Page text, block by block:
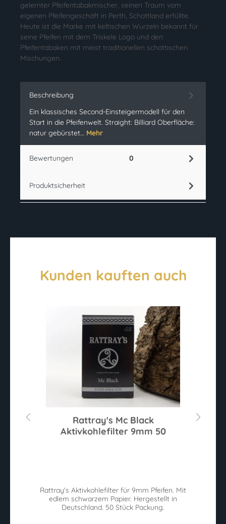
gelernter Pfeifentabakmischer, seinen Traum vom
eigenen Pfeifengeschäft in Perth, Schottland erfüllte.
Heute ist die Marke mit keltischen Wurzeln bekannt für
seine Pfeifen mit dem Triskele Logo und den
Pfeifentabaken mit meist traditionellen schottischen
Mischungen.
Beschreibung
Ein klassisches Second-Einsteigermodell für den
Start in die Pfeifenwelt. Straight: Billiard Oberfläche:
natur gebürstet… Mehr
Bewertungen 0
Produktsicherheit
Kunden kauften auch
Rattray's Mc Black
Aktivkohlefilter 9mm 50
Rattray's Aktivkohlefilter für 9mm Pfeifen. Mit
edlem schwarzem Papier. Hergestellt in
Deutschland. 50 Stück Packung.